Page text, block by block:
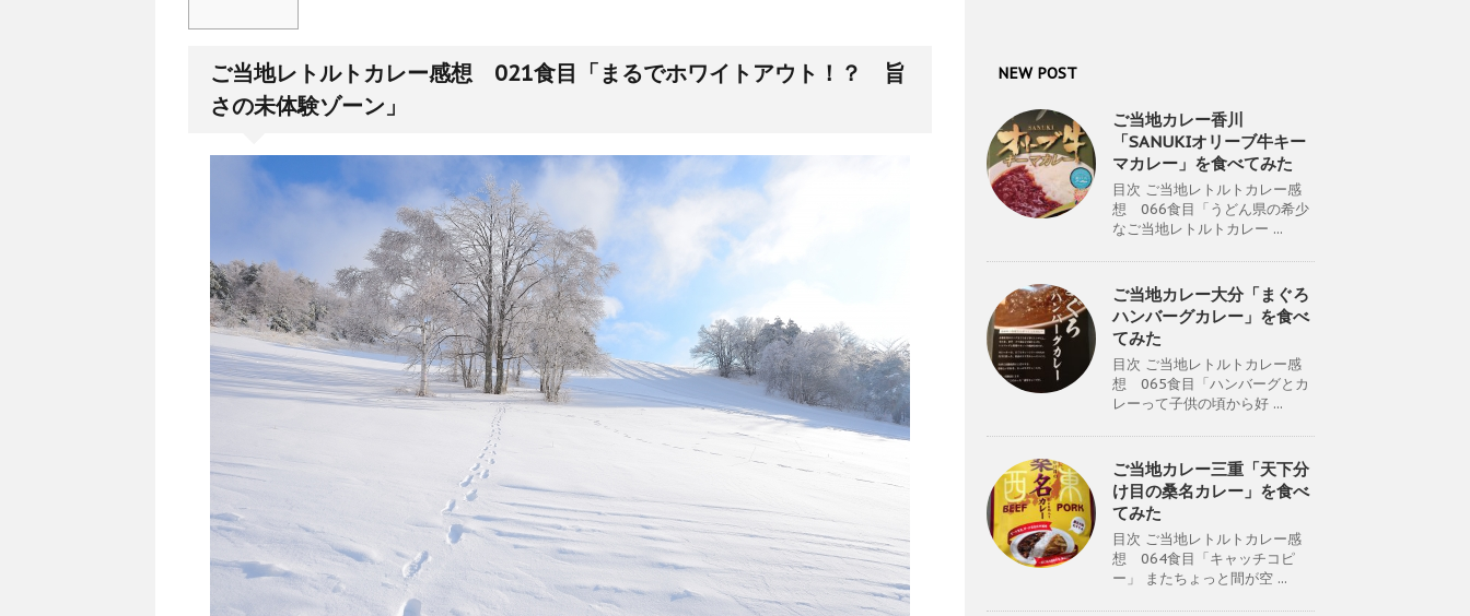
ご当地レトルトカレー感想 021食目「まるでホワイトアウト！？ 旨
さの未体験ゾーン」
NEW POST
ご当地カレー香川
「SANUKIオリーブ牛キー
マカレー」を食べてみた
目次 ご当地レトルトカレー感
想 066食目「うどん県の希少
なご当地レトルトカレー ...
ご当地カレー大分「まぐろ
ハンバーグカレー」を食べ
てみた
目次 ご当地レトルトカレー感
想 065食目「ハンバーグとカ
レーって子供の頃から好 ...
ご当地カレー三重「天下分
け目の桑名カレー」を食べ
てみた
目次 ご当地レトルトカレー感
想 064食目「キャッチコピ
ー」 またちょっと間が空 ...